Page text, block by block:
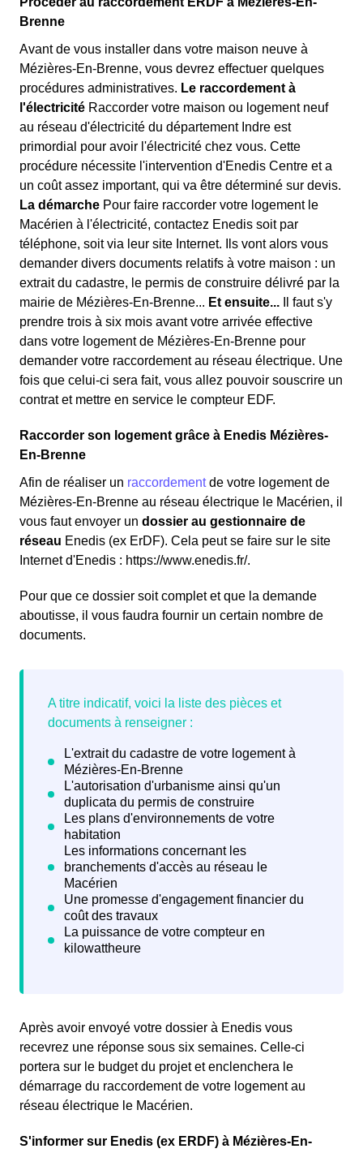
Brenne
Avant de vous installer dans votre maison neuve à
Mézières-En-Brenne, vous devrez effectuer quelques
procédures administratives. Le raccordement à
l'électricité Raccorder votre maison ou logement neuf
au réseau d'électricité du département Indre est
primordial pour avoir l'électricité chez vous. Cette
procédure nécessite l'intervention d'Enedis Centre et a
un coût assez important, qui va être déterminé sur devis.
La démarche Pour faire raccorder votre logement le
Macérien à l'électricité, contactez Enedis soit par
téléphone, soit via leur site Internet. Ils vont alors vous
demander divers documents relatifs à votre maison : un
extrait du cadastre, le permis de construire délivré par la
mairie de Mézières-En-Brenne... Et ensuite... Il faut s'y
prendre trois à six mois avant votre arrivée effective
dans votre logement de Mézières-En-Brenne pour
demander votre raccordement au réseau électrique. Une
fois que celui-ci sera fait, vous allez pouvoir souscrire un
contrat et mettre en service le compteur EDF.
Raccorder son logement grâce à Enedis Mézières-
En-Brenne
Afin de réaliser un raccordementde votre logement de
Mézières-En-Brenne au réseau électrique le Macérien, il
vous faut envoyer un dossier au gestionnaire de
réseau Enedis (ex ErDF). Cela peut se faire sur le site
Internet d'Enedis : https://www.enedis.fr/.
Pour que ce dossier soit complet et que la demande
aboutisse, il vous faudra fournir un certain nombre de
documents.
Après avoir envoyé votre dossier à Enedis vous
recevrez une réponse sous six semaines. Celle-ci
portera sur le budget du projet et enclenchera le
démarrage du raccordement de votre logement au
réseau électrique le Macérien.
S'informer sur Enedis (ex ERDF) à Mézières-En-